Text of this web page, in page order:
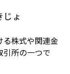
ょ
株式や関連金
引所の一つで